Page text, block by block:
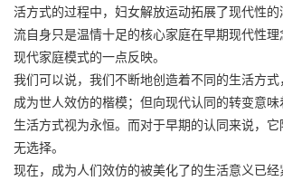
活方式的过程中，妇女解放运动拓展了现代性
流自身只是温情十足的核心家庭在早期现代性
现代家庭模式的一点反映。
我们可以说，我们不断地创造着不同的生活方
成为世人效仿的楷模；但向现代认同的转变意
生活方式视为永恒。而对于早期的认同来说，
无选择。
现在，成为人们效仿的被美化了的生活意义已